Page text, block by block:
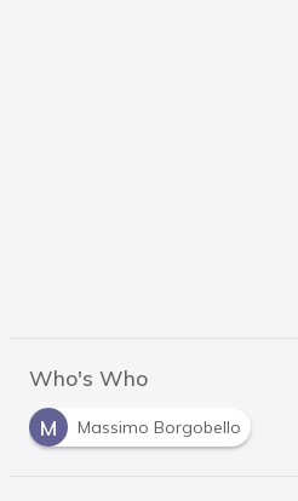
Who's Who
M
Massimo Borgobello